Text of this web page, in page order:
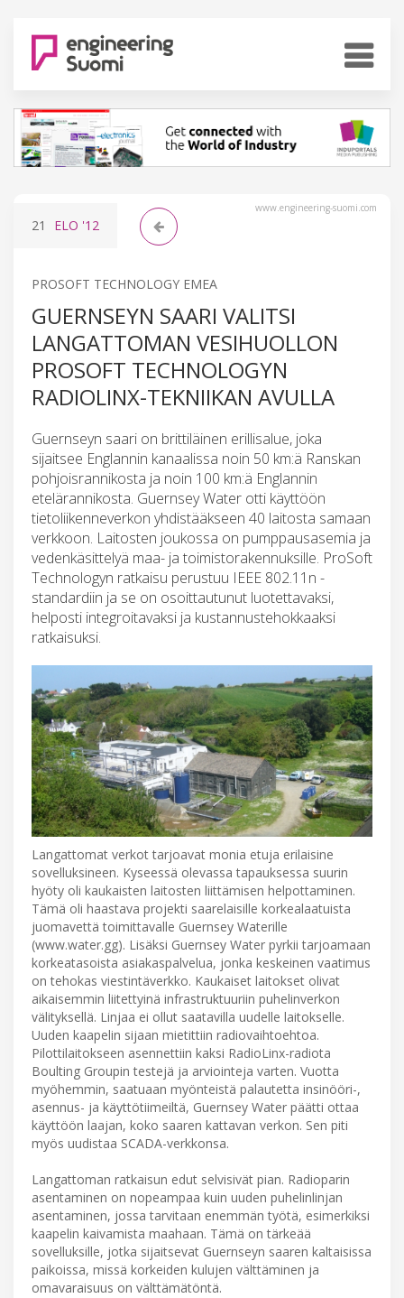
www.engineering-suomi.com
21 ELO '12
PROSOFT TECHNOLOGY EMEA
GUERNSEYN SAARI VALITSI
LANGATTOMAN VESIHUOLLON
PROSOFT TECHNOLOGYN
RADIOLINX-TEKNIIKAN AVULLA
Guernseyn saari on brittiläinen erillisalue, joka
sijaitsee Englannin kanaalissa noin 50 km:ä Ranskan
pohjoisrannikosta ja noin 100 km:ä Englannin
etelärannikosta. Guernsey Water otti käyttöön
tietoliikenneverkon yhdistääkseen 40 laitosta samaan
verkkoon. Laitosten joukossa on pumppausasemia ja
vedenkäsittelyä maa- ja toimistorakennuksille. ProSoft
Technologyn ratkaisu perustuu IEEE 802.11n -
standardiin ja se on osoittautunut luotettavaksi,
helposti integroitavaksi ja kustannustehokkaaksi
ratkaisuksi.
Langattomat verkot tarjoavat monia etuja erilaisine
sovelluksineen. Kyseessä olevassa tapauksessa suurin
hyöty oli kaukaisten laitosten liittämisen helpottaminen.
Tämä oli haastava projekti saarelaisille korkealaatuista
juomavettä toimittavalle Guernsey Waterille
(www.water.gg). Lisäksi Guernsey Water pyrkii tarjoamaan
korkeatasoista asiakaspalvelua, jonka keskeinen vaatimus
on tehokas viestintäverkko. Kaukaiset laitokset olivat
aikaisemmin liitettyinä infrastruktuuriin puhelinverkon
välityksellä. Linjaa ei ollut saatavilla uudelle laitokselle.
Uuden kaapelin sijaan mietittiin radiovaihtoehtoa.
Pilottilaitokseen asennettiin kaksi RadioLinx-radiota
Boulting Groupin testejä ja arviointeja varten. Vuotta
myöhemmin, saatuaan myönteistä palautetta insinööri-,
asennus- ja käyttötiimeiltä, Guernsey Water päätti ottaa
käyttöön laajan, koko saaren kattavan verkon. Sen piti
myös uudistaa SCADA-verkkonsa.
Langattoman ratkaisun edut selvisivät pian. Radioparin
asentaminen on nopeampaa kuin uuden puhelinlinjan
asentaminen, jossa tarvitaan enemmän työtä, esimerkiksi
kaapelin kaivamista maahaan. Tämä on tärkeää
sovelluksille, jotka sijaitsevat Guernseyn saaren kaltaisissa
paikoissa, missä korkeiden kulujen välttäminen ja
omavaraisuus on välttämätöntä.